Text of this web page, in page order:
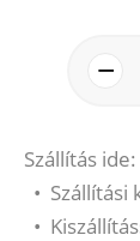
−
Szállítás
• Szállítási
•